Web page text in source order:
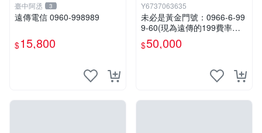
臺中阿丞 3
遠傳電信 0960-998989
$15,800
Y6737063635
未必是黃金門號：0966-6-99
9-60(現為遠傳的199費率門
號，屆時將以無約狀態過
戶)。
$50,000